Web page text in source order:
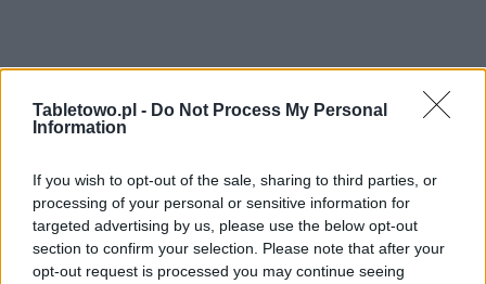
Tabletowo.pl - Do Not Process My Personal
Information
If you wish to opt-out of the sale, sharing to third parties, or
processing of your personal or sensitive information for
targeted advertising by us, please use the below opt-out
section to confirm your selection. Please note that after your
opt-out request is processed you may continue seeing